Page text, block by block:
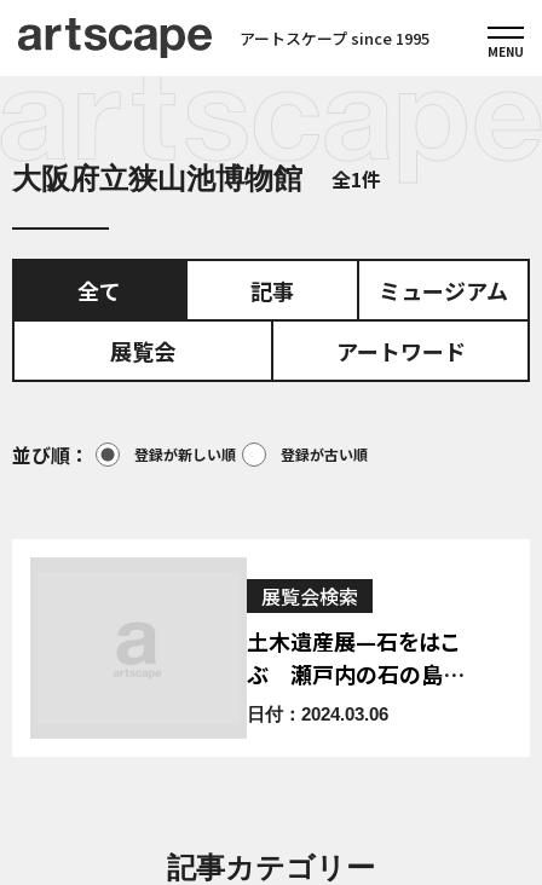
アートスケープ since 1995
大阪府立狭山池博物館 全1件
全て 記事
ミュージアム
展覧会
アートワード
並び順 登録が新しい順 登録が古い順
展覧会検索
土木遺産展—石をはこ
ぶ 瀬戸内の石の島か
ら大阪へ—
日付：2024.03.06
記事カテゴリー